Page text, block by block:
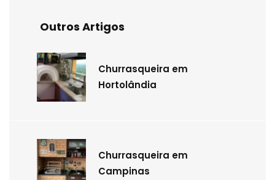
Outros Artigos
Churrasqueira em
Hortolândia
Churrasqueira em
Campinas